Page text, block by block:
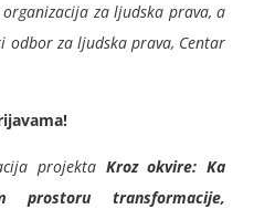
za ljudska prava, a
odbor za ljudska prava, Centar
projekta Kroz okvire: Ka
prostoru transformacije,